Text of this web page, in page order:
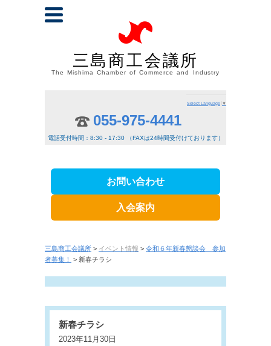
三島商工会議所
The Mishima Chamber of Commerce and Industry
Select Language ▼
055-975-4441
電話受付時間：8:30 - 17:30 （FAXは24時間受付けております）
お問い合わせ
入会案内
三島商工会議所 > イベント情報 > 令和６年新春懇談会 参加
者募集！
> 新春チラシ
新春チラシ
2023年11月30日